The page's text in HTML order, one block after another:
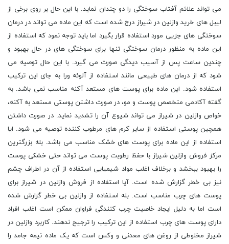
می تواند علائم آفتاب سوختگی را دو چندان نماید. با این حال بر روی برخی از
لیبل های خرید وازلین در شیراز درج شده است که این ماده می تواند در درمان
سوختگی های جزیی مورد استفاده قرار بگیرد اما باید توجه نمود که استفاده از
این ماده به منظور درمان سوختگی تنها برای سوختگی های در حال بهبود و
چندین ساعت پس از آسیب دیدگی صورت می گیرد. با این حال توصیه می
شود که از درمان های طبیعی مانند استفاده از آلوئه ورا به جای این ترکیب
استفاده شود. این ماده برای پوست های مستعد آکنه مناسب نمی باشد. به
گفته آکادمی متخصص پوست و مو، در صورت داشتن پوستی مستعد به آکنه،
خواص وازلین در شیراز می تواند شیوع آن را تشدید نماید. در صورت داشتن
همچین پوستی استفاده از سایر کرم های مرطوب کننده توصیه می شود. ایا
استفاده از این ماده برای پوست های خشک مناسب می باشد. بله بزرگترین
مرکز فروش وازلین شیراز با حفظ رطوبت پوست می تواند حتی خشکی پوست
را بهبود ببخشد و برخلاف اغلب مواد شیمیایی استفاده از آن در اطراف چشم
نیز بی خطر گزارش شده است. آیا استفاده از فروش وازلین در شیراز برای
پوست های چرب مناسب است. بله استفاده از وازلین بی خطر گزارش شده
است اما به دلیل ایجاد خاصیت چرب کنندگی فراوان ممکن است اغلب افراد
دارای پوست های چرب استفاده از این ترکیب را ترجیح ندهند. کاربرد وازلین در
شیراز مخلوطی از روغن های معدنی و وکس است که یک ماده نیمه جامد را